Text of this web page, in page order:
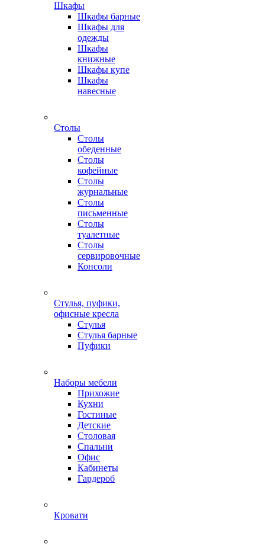
Шкафы
Шкафы барные
Шкафы для
одежды
Шкафы
книжные
Шкафы купе
Шкафы
навесные
Столы
Столы
обеденные
Столы
кофейные
Столы
журнальные
Столы
письменные
Столы
туалетные
Столы
сервировочные
Консоли
Стулья, пуфики,
офисные кресла
Стулья
Стулья барные
Пуфики
Наборы мебели
Прихожие
Кухни
Гостиные
Детские
Столовая
Спальни
Офис
Кабинеты
Гардероб
Кровати